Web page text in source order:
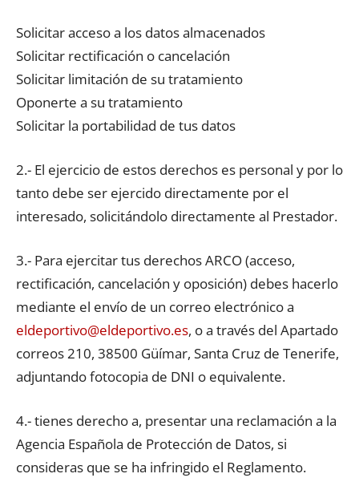
Solicitar acceso a los datos almacenados
Solicitar rectificación o cancelación
Solicitar limitación de su tratamiento
Oponerte a su tratamiento
Solicitar la portabilidad de tus datos
2.- El ejercicio de estos derechos es personal y por lo
tanto debe ser ejercido directamente por el
interesado, solicitándolo directamente al Prestador.
3.- Para ejercitar tus derechos ARCO (acceso,
rectificación, cancelación y oposición) debes hacerlo
mediante el envío de un correo electrónico a
eldeportivo@eldeportivo.es, o a través del Apartado
correos 210, 38500 Güímar, Santa Cruz de Tenerife,
adjuntando fotocopia de DNI o equivalente.
4.- tienes derecho a, presentar una reclamación a la
Agencia Española de Protección de Datos, si
consideras que se ha infringido el Reglamento.